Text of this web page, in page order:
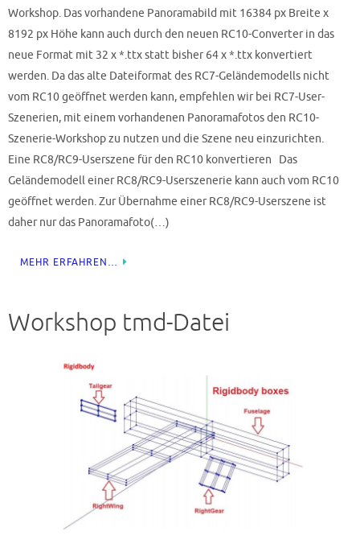
Workshop. Das vorhandene Panoramabild mit 16384 px Breite x
8192 px Höhe kann auch durch den neuen RC10-Converter in das
neue Format mit 32 x *.ttx statt bisher 64 x *.ttx konvertiert
werden. Da das alte Dateiformat des RC7-Geländemodells nicht
vom RC10 geöffnet werden kann, empfehlen wir bei RC7-User-
Szenerien, mit einem vorhandenen Panoramafotos den RC10-
Szenerie-Workshop zu nutzen und die Szene neu einzurichten.
Eine RC8/RC9-Userszene für den RC10 konvertieren Das
Geländemodell einer RC8/RC9-Userszenerie kann auch vom RC10
geöffnet werden. Zur Übernahme einer RC8/RC9-Userszene ist
daher nur das Panoramafoto(…)
MEHR ERFAHREN…
Workshop tmd-Datei